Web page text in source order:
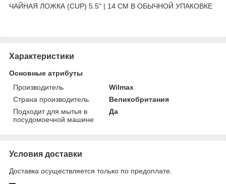
ЧАЙНАЯ ЛОЖКА (CUP) 5.5" | 14 CM В ОБЫЧНОЙ УПАКОВКЕ
Характеристики
Основные атрибуты
Производитель
Wilmax
Страна производитель
Великобритания
Подходит для мытья в
посудомоечной машине
Да
Условия доставки
Доставка осуществляется только по предоплате.